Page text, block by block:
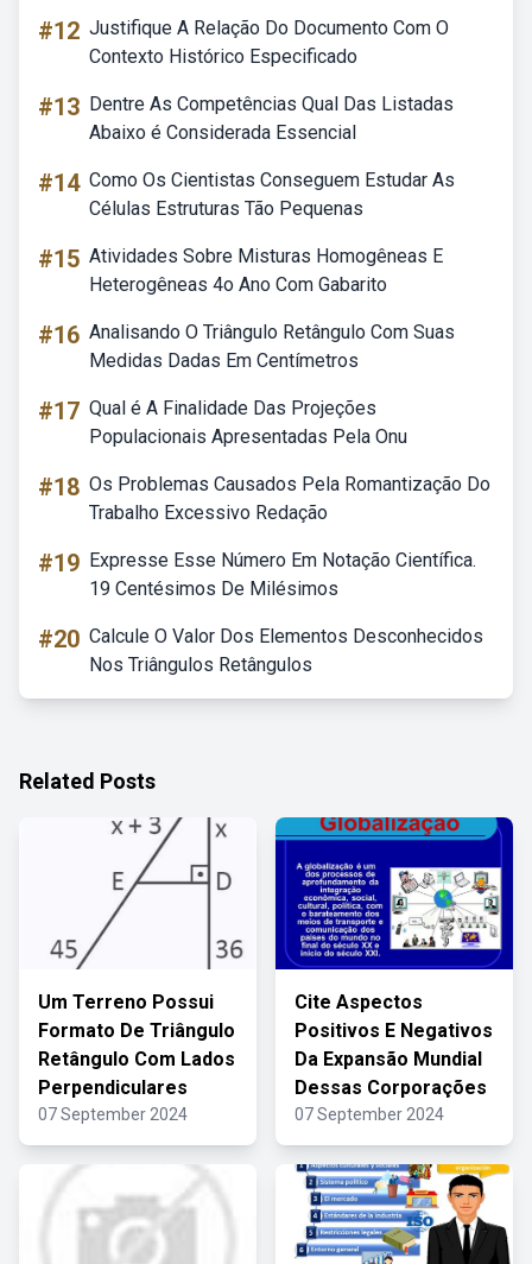
#12 Justifique A Relação Do Documento Com O
Contexto Histórico Especificado
#13 Dentre As Competências Qual Das Listadas
Abaixo é Considerada Essencial
#14 Como Os Cientistas Conseguem Estudar As
Células Estruturas Tão Pequenas
#15 Atividades Sobre Misturas Homogêneas E
Heterogêneas 4o Ano Com Gabarito
#16 Analisando O Triângulo Retângulo Com Suas
Medidas Dadas Em Centímetros
#17 Qual é A Finalidade Das Projeções
Populacionais Apresentadas Pela Onu
#18 Os Problemas Causados Pela Romantização Do
Trabalho Excessivo Redação
#19 Expresse Esse Número Em Notação Científica.
19 Centésimos De Milésimos
#20 Calcule O Valor Dos Elementos Desconhecidos
Nos Triângulos Retângulos
Related Posts
Um Terreno Possui
Formato De Triângulo
Retângulo Com Lados
Perpendiculares
07 September 2024
Cite Aspectos
Positivos E Negativos
Da Expansão Mundial
Dessas Corporações
07 September 2024